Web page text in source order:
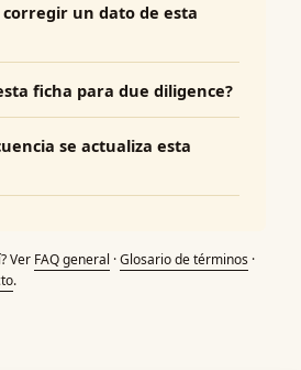
corregir un dato de esta
ficha para due diligence?
se actualiza esta
Ver FAQ general ·Glosario de términos ·
.